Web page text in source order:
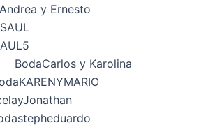
y Ernesto
BodaCarlos y Karolina